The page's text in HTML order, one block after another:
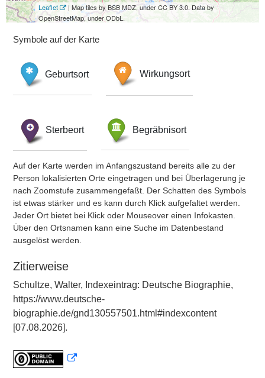
Leaflet
| Map tiles by BSB MDZ, under CC BY 3.0. Data by
OpenStreetMap, under ODbL.
Symbole auf der Karte
Geburtsort Wirkungsort
Sterbeort Begräbnisort
Auf der Karte werden im Anfangszustand bereits alle zu der
Person lokalisierten Orte eingetragen und bei Überlagerung je
nach Zoomstufe zusammengefaßt. Der Schatten des Symbols
ist etwas stärker und es kann durch Klick aufgefaltet werden.
Jeder Ort bietet bei Klick oder Mouseover einen Infokasten.
Über den Ortsnamen kann eine Suche im Datenbestand
ausgelöst werden.
Zitierweise
Schultze, Walter, Indexeintrag: Deutsche Biographie,
https://www.deutsche-
biographie.de/gnd130557501.html#indexcontent
[07.08.2026].